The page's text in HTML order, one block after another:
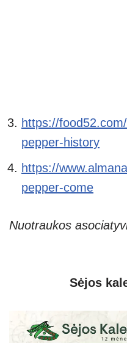
https://
pepper-history
https://
pepper-come
Nuotraukos
Sėjos